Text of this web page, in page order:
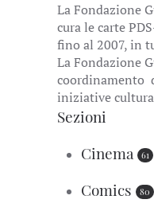
La Fondazione
cura le carte
fino al 2007, in
La Fondazione
coordinamento
iniziative
Sezioni
Cinema
61
Comics 80